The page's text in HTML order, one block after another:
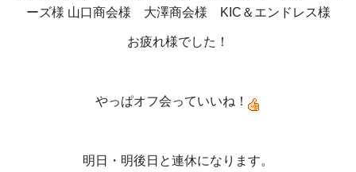
ーズ様 山口商会様 大澤商会様 KIC＆エンドレス様
お疲れ様でした！
やっぱオフ会っていいね！
明日・明後日と連休になります。